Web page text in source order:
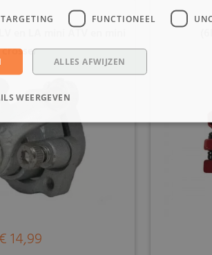
en LA mini ATV en mini
crosser
14,99
TARGETING FUNCTIONEEL
ALLES AFWIJZEN
WEERGEVEN